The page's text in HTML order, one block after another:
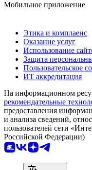
Мобильное приложение
Этика и комплаенс
Оказание услуг
Использование
Защита
Пользовательское
ИТ аккредитация
На информационном
рекомендательные
предоставления
и анализа сведений,
пользователей сети
Российской Федерации)